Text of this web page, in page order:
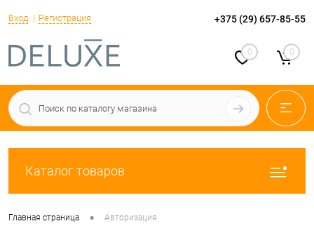
Вход Регистрация +375 (29) 657-85-55
0 0
Каталог товаров
Главная страница • Авторизация